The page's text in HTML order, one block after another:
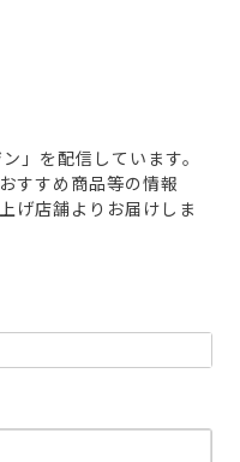
」を配信しています。
すすめ商品等の情報
げ店舗よりお届けしま